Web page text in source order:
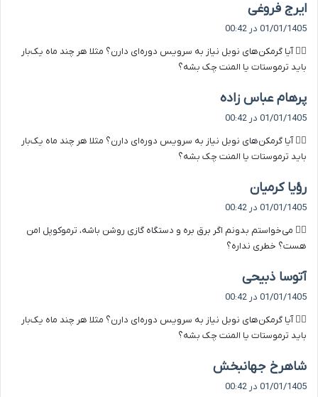
ایرج فروغی
ف
:
01/01/1405 در 00:42
۸️⃣ آیا گرمکن‌های نوبل نیاز به سرویس دوره‌ای دارن؟ مثلا هر چند ماه یک‌بار
باید ترموستات یا المنت چک بشه؟
پرهام عباس زاده
:
01/01/1405 در 00:42
۸️⃣ آیا گرمکن‌های نوبل نیاز به سرویس دوره‌ای دارن؟ مثلا هر چند ماه یک‌بار
باید ترموستات یا المنت چک بشه؟
رؤیا کرمیان
ف
:
01/01/1405 در 00:42
۹️⃣ می‌خواستم بدونم اگر برق بره و دستگاه گازی روشن باشه، ترموکوپل امن
هست؟ خطری نداره؟
آتوسا ذبیحی
ف
01/01/1405 در 00:42
۸️⃣ آیا گرمکن‌های نوبل نیاز به سرویس دوره‌ای دارن؟ مثلا هر چند ماه یک‌بار
باید ترموستات یا المنت چک بشه؟
شاهرخ جهانبخش
01/01/1405 در 00:42